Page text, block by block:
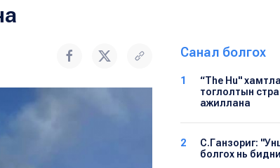
Санал болгох
1
“The Hu"
тоглолтын
ажиллана
2
С.Ганзориг:
болгох нь